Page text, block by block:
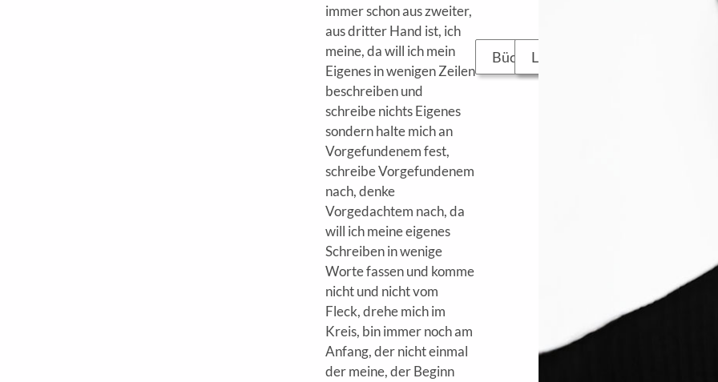
immer schon aus zweiter,
aus dritter Hand ist, ich
meine, da will ich mein
Eigenes in wenigen Zeilen
beschreiben und
schreibe nichts Eigenes
sondern halte mich an
Vorgefundenem fest,
schreibe Vorgefundenem
nach, denke
Vorgedachtem nach, da
will ich meine eigenes
Schreiben in wenige
Worte fassen und komme
nicht und nicht vom
Fleck, drehe mich im
Kreis, bin immer noch am
Anfang, der nicht einmal
der meine, der Beginn
Bücher...Leseproben...